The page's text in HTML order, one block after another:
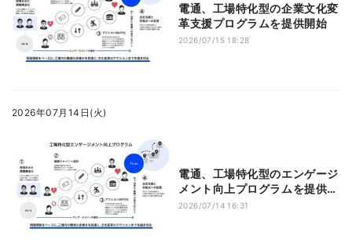
電通、工場特化型の企業文化変
革支援プログラムを提供開始
2026/07/15 18:28
2026年07月14日(火)
電通、工場特化型のエンゲージ
メント向上プログラムを提供開
始
2026/07/14 16:31